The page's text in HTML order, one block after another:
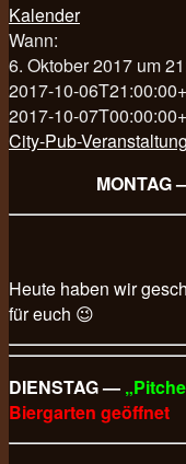
Kalender
Wann:
6. Oktober 2017 um
2017-10-
2017-10-
City-Pub-
MONTAG
Heute haben wir
für euch 😉
DIENSTAG —
Biergarten geöffnet